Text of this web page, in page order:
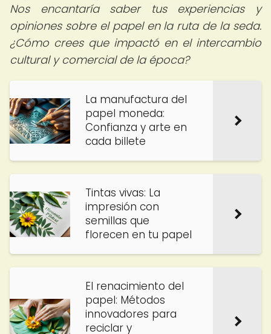
Nos encantaría saber tus experiencias y
opiniones sobre el papel en la ruta de la seda.
¿Cómo crees que impactó en el intercambio
cultural y comercial de la época?
La manufactura del
papel moneda:
Confianza y arte en
cada billete
Tintas vivas: La
impresión con
semillas que
florecen en tu papel
El renacimiento del
papel: Métodos
innovadores para
reciclar y